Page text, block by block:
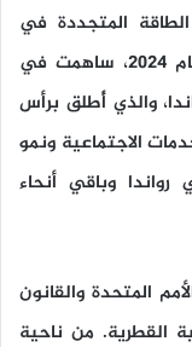
الطاقة المتجددة في
المجتمعات غير المتصلة بالشبكة. وفي عام ٢٠٢٤، ساهمت في
والذي أُطلق برأس
الخدمات الاجتماعية ونمو
وباقي أنحاء
المتحدة والقانون
القطرية. من ناحية